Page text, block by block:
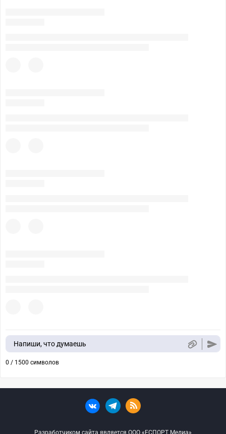
Напиши, что думаешь
0 / 1500 символов
Разработчиком сайта является ООО «ЕСПОРТ Медиа»